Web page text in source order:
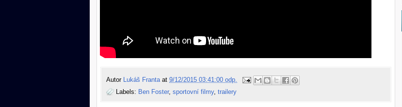
Autor Lukáš Franta at 9/12/2015 03:41:00 odp.
Labels: Ben Foster, sportovní filmy, trailery